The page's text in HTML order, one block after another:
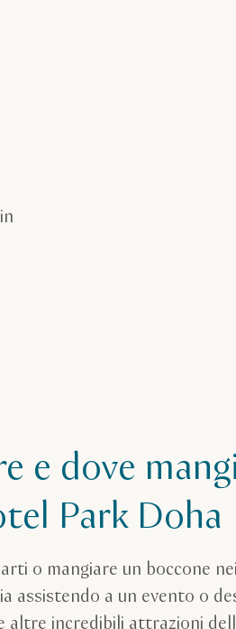
e dove
Park Doha
o mangiare un boccone
assistendo a un evento o
altre incredibili attrazioni